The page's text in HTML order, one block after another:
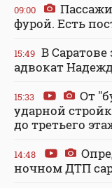
09:00
фурой. Есть
15:49 В
адвокат
15:33
От
ударной
до третьего
14:48
ночном ДТП